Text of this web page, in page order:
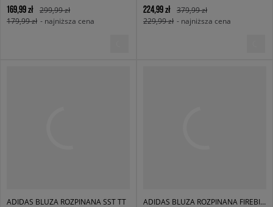
169,99 zł
299,99 zł
179,99 zł - najniższa cena
224,99 zł
379,99 zł
229,99 zł - najniższa cena
ADIDAS BLUZA ROZPINANA SST TT
ADIDAS BLUZA ROZPINANA FIREBIRD TT